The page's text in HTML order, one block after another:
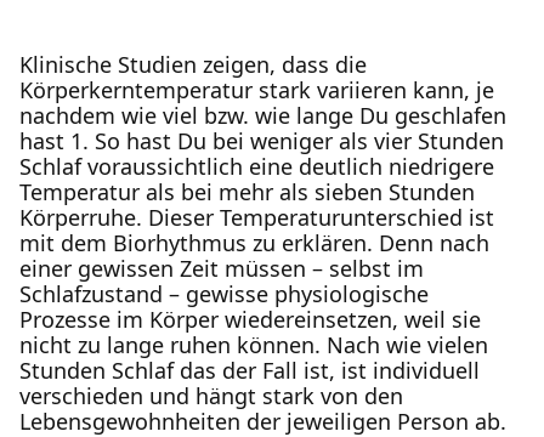
Klinische Studien zeigen, dass die
Körperkerntemperatur stark variieren kann, je
nachdem wie viel bzw. wie lange Du geschlafen
hast 1. So hast Du bei weniger als vier Stunden
Schlaf voraussichtlich eine deutlich niedrigere
Temperatur als bei mehr als sieben Stunden
Körperruhe. Dieser Temperaturunterschied ist
mit dem Biorhythmus zu erklären. Denn nach
einer gewissen Zeit müssen – selbst im
Schlafzustand – gewisse physiologische
Prozesse im Körper wiedereinsetzen, weil sie
nicht zu lange ruhen können. Nach wie vielen
Stunden Schlaf das der Fall ist, ist individuell
verschieden und hängt stark von den
Lebensgewohnheiten der jeweiligen Person ab.